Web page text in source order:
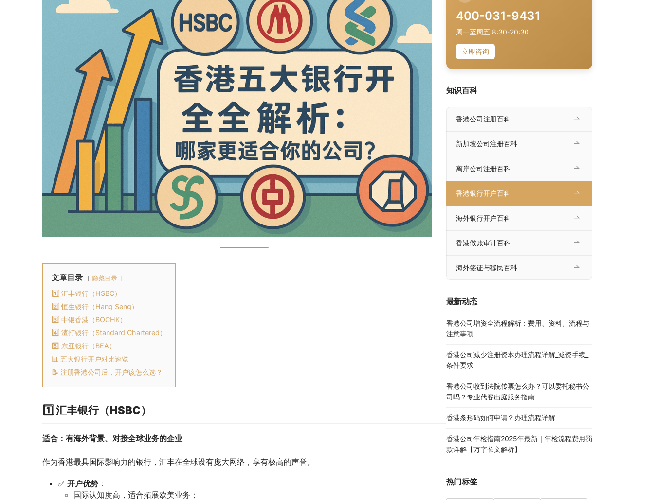
文章目录 隐藏目录
1️⃣ 汇丰银行（HSBC）
2️⃣ 恒生银行（Hang Seng）
3️⃣ 中银香港（BOCHK）
4️⃣ 渣打银行（Standard Chartered）
5️⃣ 东亚银行（BEA）
📊 五大银行开户对比速览
📝 注册香港公司后，开户该怎么选？
1️⃣ 汇丰银行（HSBC）
适合：有海外背景、对接全球业务的企业
作为香港最具国际影响力的银行，汇丰在全球设有庞大网络，享有极高的声誉。
✅ 开户优势 ：
国际认知度高，适合拓展欧美业务；
400-031-9431
周一至周五 8:30-20:30
立即咨询
知识百科
香港公司注册百科
新加坡公司注册百科
离岸公司注册百科
香港银行开户百科
海外银行开户百科
香港做账审计百科
海外签证与移民百科
最新动态
香港公司增资全流程解析：费用、资料、流程与
注意事项
香港公司减少注册资本办理流程详解_减资手续_
条件要求
香港公司收到法院传票怎么办？可以委托秘书公
司吗？专业代客出庭服务指南
香港条形码如何申请？办理流程详解
香港公司年检指南2025年最新｜年检流程费用罚
款详解【万字长文解析】
热门标签